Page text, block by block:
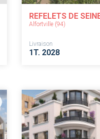
REFELETS DE
Alfortville (94)
Livraison
1T. 2028